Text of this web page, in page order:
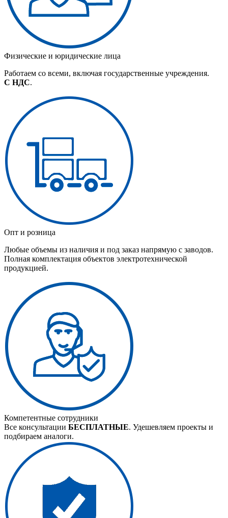
Физические и юридические лица
Работаем со всеми, включая государственные учреждения.
С НДС.
Опт и розница
Любые объемы из наличия и под заказ напрямую с заводов.
Полная комплектация объектов электротехнической
продукцией.
Компетентные сотрудники
Все консультации БЕСПЛАТНЫЕ. Удешевляем проекты и
подбираем аналоги.